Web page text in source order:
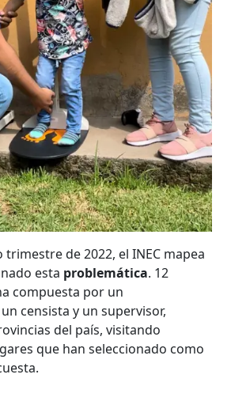
trimestre de 2022, el INEC mapea
esta problemática. 12
compuesta por un
censista y un supervisor,
del país, visitando
que han seleccionado como